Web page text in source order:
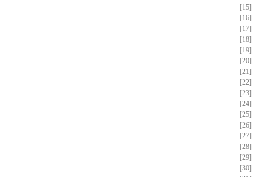
[15]
[16]
[17]
[18]
[19]
[20]
[21]
[22]
[23]
[24]
[25]
[26]
[27]
[28]
[29]
[30]